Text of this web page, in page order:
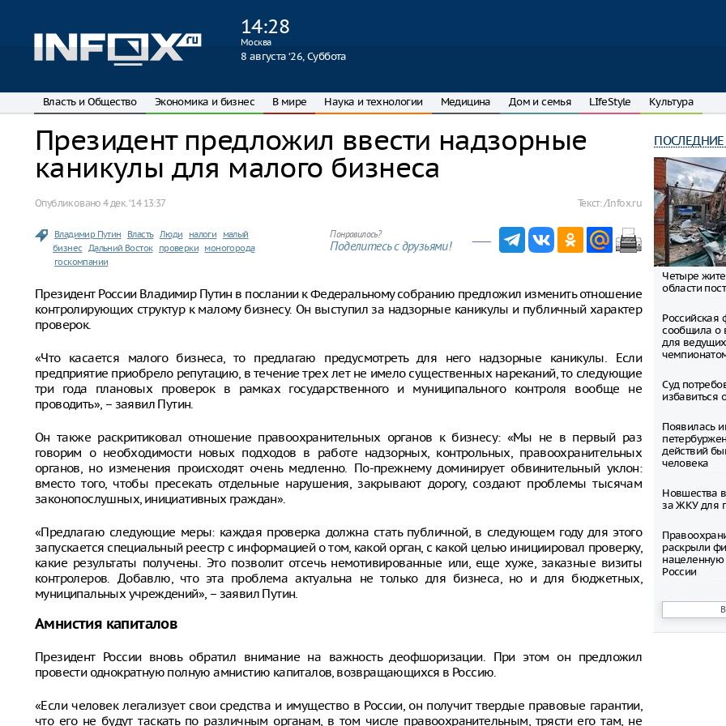
14:28
Москва
8 августа ‘26, Суббота
Власть и Общество Экономика и бизнес В мире Наука и технологии Медицина Дом и семья LIfeStyle Культура
Президент предложил ввести надзорные
каникулы для малого бизнеса
Опубликовано4 дек. ‘14 13:37 Текст:/Infox.ru
Владимир Путин Власть Люди налоги
малый
бизнес Дальний Восток проверки моногорода
госкомпании
Понравилось?
Поделитесь с друзьями!
Президент России Владимир Путин в послании к Федеральному собранию предложил изменить отношение
контролирующих структур к малому бизнесу. Он выступил за надзорные каникулы и публичный характер
проверок.
«Что касается малого бизнеса, то предлагаю предусмотреть для него надзорные каникулы. Если
предприятие приобрело репутацию, в течение трех лет не имело существенных нареканий, то следующие
три года плановых проверок в рамках государственного и муниципального контроля вообще не
проводить», – заявил Путин.
Он также раскритиковал отношение правоохранительных органов к бизнесу: «Мы не в первый раз
говорим о необходимости новых подходов в работе надзорных, контрольных, правоохранительных
органов, но изменения происходят очень медленно. По-прежнему доминирует обвинительный уклон:
вместо того, чтобы пресекать отдельные нарушения, закрывают дорогу, создают проблемы тысячам
законопослушных, инициативных граждан».
«Предлагаю следующие меры: каждая проверка должна стать публичной, в следующем году для этого
запускается специальный реестр с информацией о том, какой орган, с какой целью инициировал проверку,
какие результаты получены. Это позволит отсечь немотивированные или, еще хуже, заказные визиты
контролеров. Добавлю, что эта проблема актуальна не только для бизнеса, но и для бюджетных,
муниципальных учреждений», – заявил Путин.
Амнистия капиталов
Президент России вновь обратил внимание на важность деофшоризации. При этом он предложил
провести однократную полную амнистию капиталов, возвращающихся в Россию.
«Если человек легализует свои средства и имущество в России, он получит твердые правовые гарантии,
что его не будут таскать по различным органам, в том числе правоохранительным, трясти его там, не
Четыре
области
Российская
сообщила о
для
Суд
избавиться
Появилась
действий
человека
Новшества
за ЖКУ для
раскрыли
нацеленную
России
Северные